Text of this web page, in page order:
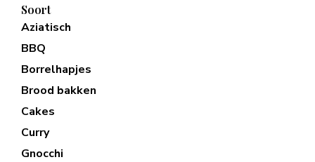
Soort
Aziatisch
BBQ
Borrelhapjes
Brood bakken
Cakes
Curry
Gnocchi